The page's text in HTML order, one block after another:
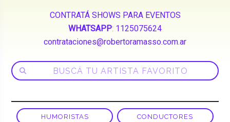
CONTRATÁ SHOWS PARA EVENTOS
WHATSAPP: 1125075624
contrataciones@robertoramasso.com.ar
HUMORISTAS CONDUCTORES